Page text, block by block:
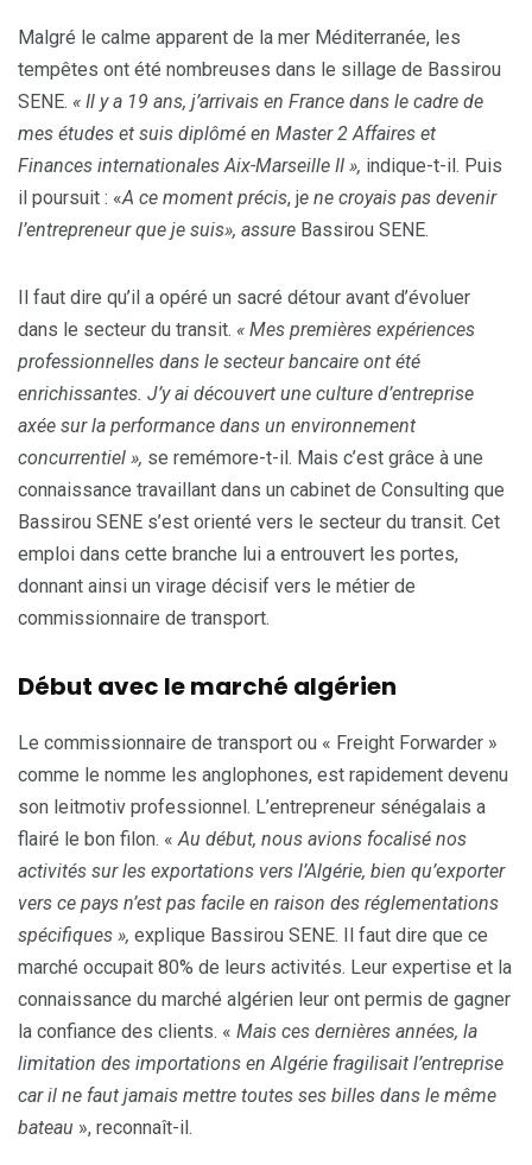
Malgré le calme apparent de la mer Méditerranée, les
tempêtes ont été nombreuses dans le sillage de Bassirou
SENE. « Il y a 19 ans, j’arrivais en France dans le cadre de
mes études et suis diplômé en Master 2 Affaires et
Finances internationales Aix-Marseille II », indique-t-il. Puis
il poursuit : «A ce moment précis, je ne croyais pas devenir
l’entrepreneur que je suis», assure Bassirou SENE.
Il faut dire qu’il a opéré un sacré détour avant d’évoluer
dans le secteur du transit. « Mes premières expériences
professionnelles dans le secteur bancaire ont été
enrichissantes. J’y ai découvert une culture d’entreprise
axée sur la performance dans un environnement
concurrentiel », se remémore-t-il. Mais c’est grâce à une
connaissance travaillant dans un cabinet de Consulting que
Bassirou SENE s’est orienté vers le secteur du transit. Cet
emploi dans cette branche lui a entrouvert les portes,
donnant ainsi un virage décisif vers le métier de
commissionnaire de transport.
Début avec le marché algérien
Le commissionnaire de transport ou « Freight Forwarder »
comme le nomme les anglophones, est rapidement devenu
son leitmotiv professionnel. L’entrepreneur sénégalais a
flairé le bon filon. «Au début, nous avions focalisé nos
activités sur les exportations vers l’Algérie, bien qu’exporter
vers ce pays n’est pas facile en raison des réglementations
spécifiques », explique Bassirou SENE. Il faut dire que ce
marché occupait 80% de leurs activités. Leur expertise et la
connaissance du marché algérien leur ont permis de gagner
la confiance des clients. « Mais ces dernières années, la
limitation des importations en Algérie fragilisait l’entreprise
car il ne faut jamais mettre toutes ses billes dans le même
bateau », reconnaît-il.